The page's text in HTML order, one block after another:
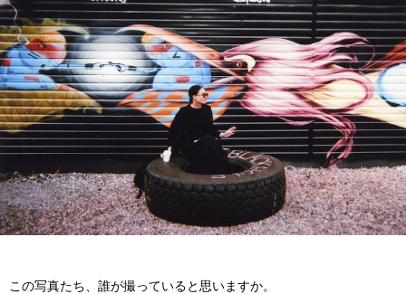
この写真たち、誰が撮っていると思いますか。